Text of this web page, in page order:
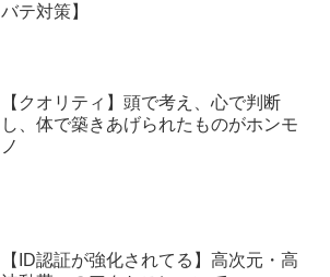
バテ対策】
【クオリティ】頭で考え、心で判断
し、体で築きあげられたものがホンモ
ノ
【ID認証が強化されてる】高次元・高